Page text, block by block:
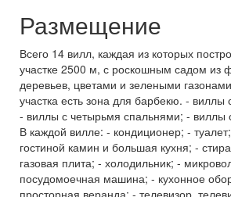
Размещение
Всего 14 вилл, каждая из которых
участке 2500 м, с роскошным садом из
деревьев, цветами и зелеными
участка есть зона для барбекю. -
- виллы с четырьмя спальнями; - виллы
В каждой вилле: - кондиционер; -
гостиной камин и большая кухня; -
газовая плита; - холодильник; -
посудомоечная машина; - кухонное
просторная веранда; - телевизор,